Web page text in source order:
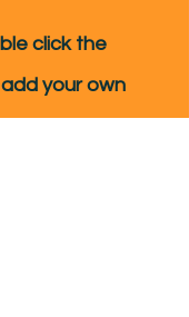
click the
your own